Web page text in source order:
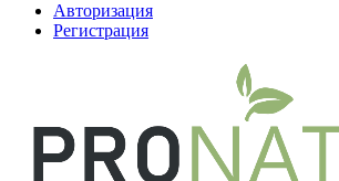
Авторизация
Регистрация